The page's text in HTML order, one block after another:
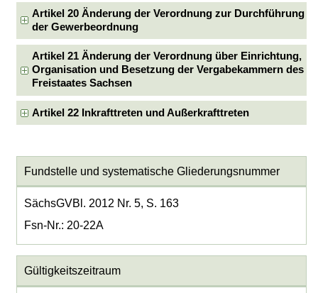
Artikel 20 Änderung der Verordnung zur Durchführung
der Gewerbeordnung
Artikel 21 Änderung der Verordnung über Einrichtung,
Organisation und Besetzung der Vergabekammern des
Freistaates Sachsen
Artikel 22 Inkrafttreten und Außerkrafttreten
Fundstelle und systematische Gliederungsnummer
SächsGVBl. 2012 Nr. 5, S. 163
Fsn-Nr.: 20-22A
Gültigkeitszeitraum